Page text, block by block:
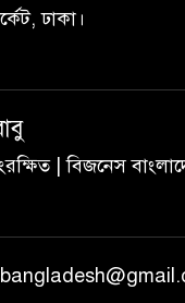
ঢাকা।
| বিজনেস